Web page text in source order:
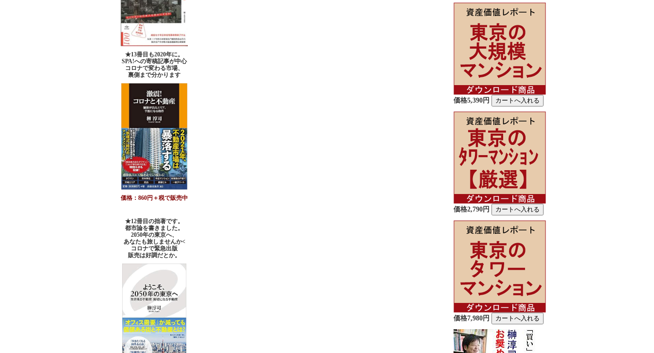
★13冊目も2020年に。
SPA!への寄稿記事が中心
コロナで変わる市場、
裏側まで分かります
価格：860円＋税で販売中
★12冊目の拙著です。
都市論を書きました。
2050年の東京へ、
あなたも旅しませんか<
コロナで緊急出版
販売は好調だとか。
価格5,390円
価格2,790円
価格7,980円